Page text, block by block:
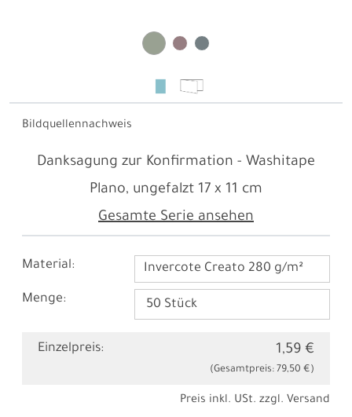
Bildquellennachweis
Danksagung zur Konfirmation - Washitape
Gesamte Serie ansehen
Plano, ungefalzt 17 x 11 cm
Material: Invercote Creato 280 g/m²
Menge:
Einzelpreis: 1,59 €
(Gesamtpreis: 79,50 €)
Preis inkl. USt. zzgl. Versand